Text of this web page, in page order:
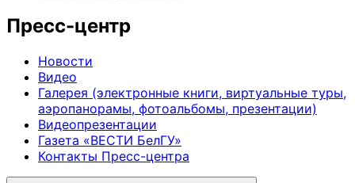
Пресс-центр
Новости
Видео
Галерея (электронные книги, виртуальные туры,
аэропанорамы, фотоальбомы, презентации)
Видеопрезентации
Газета «ВЕСТИ БелГУ»
Контакты Пресс-центра